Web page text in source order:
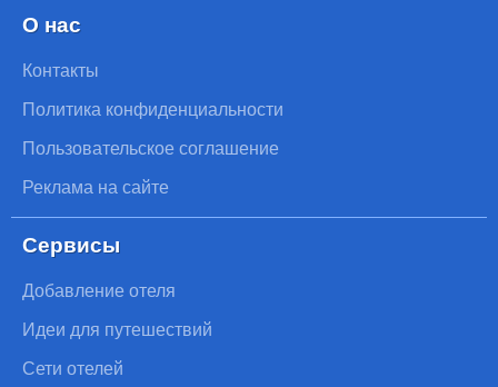
О нас
Контакты
Политика конфиденциальности
Пользовательское соглашение
Реклама на сайте
Сервисы
Добавление отеля
Идеи для путешествий
Сети отелей